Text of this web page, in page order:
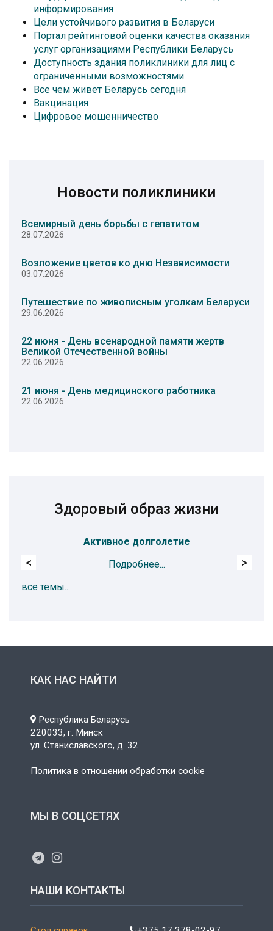
информирования
Цели устойчивого развития в Беларуси
Портал рейтинговой оценки качества оказания
услуг организациями Республики Беларусь
Доступность здания поликлиники для лиц с
ограниченными возможностями
Все чем живет Беларусь сегодня
Вакцинация
Цифровое мошенничество
Новости поликлиники
Всемирный день борьбы с гепатитом
28.07.2026
Возложение цветов ко дню Независимости
03.07.2026
Путешествие по живописным уголкам Беларуси
29.06.2026
22 июня - День всенародной памяти жертв
Великой Отечественной войны
22.06.2026
21 июня - День медицинского работника
22.06.2026
Здоровый образ жизни
Активное долголетие
Подробнее...
< >
все темы...
КАК НАС НАЙТИ
Республика Беларусь
220033, г. Минск
ул. Станиславского, д. 32
Политика в отношении обработки cookie
МЫ В СОЦСЕТЯХ
НАШИ КОНТАКТЫ